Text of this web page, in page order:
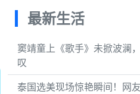
最新生活
窦靖童上《歌手》未掀波澜
叹
泰国选美现场惊艳瞬间！网